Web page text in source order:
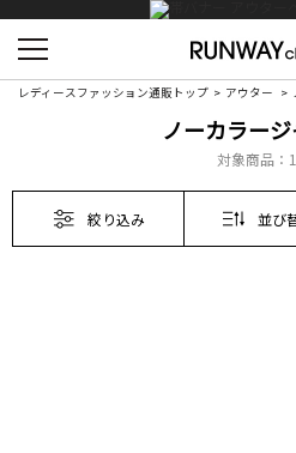
レディースファッション通販トップ アウター
ノーカラー
対象商品：
絞り込み 並び